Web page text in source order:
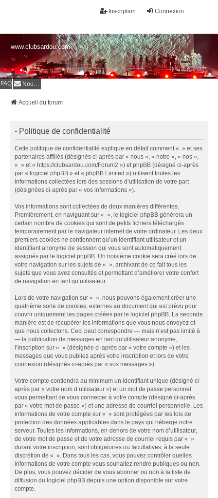
Connexion
Inscription
www.clubsardou.com
FAQ Nous contacter
Accueil du forum
- Politique de confidentialité
Cette politique de confidentialité explique en détail comment « » et ses
partenaires affiliés (désignés ci-après par « nous », « notre », « nos »,
« » et « https://clubsardou.com/Forum2 ») et phpBB (désigné ci-après
par « logiciel phpBB » et « phpBB Limited ») utilisent toutes les
informations collectées lors des sessions d’utilisation de votre part
(désignées ci-après par « vos informations »).
Vos informations sont collectées de deux manières différentes.
Premièrement, en naviguant sur « », le logiciel phpBB génèrera un
certain nombre de cookies qui sont de petits fichiers téléchargés
temporairement par le navigateur internet de votre ordinateur. Les deux
premiers cookies ne contiennent qu’un identifiant utilisateur et un
identifiant anonyme de session qui vous sont automatiquement
assignés par le logiciel phpBB. Un troisième cookie sera créé lors de
votre navigation sur les sujets de « », archivant de ce fait tous les
sujets que vous avez consultés et permettant d’améliorer votre confort
de navigation en tant qu’utilisateur.
Lors de votre navigation sur « », nous pouvons également créer une
quatrième sorte de cookies, externes au document qui est prévu pour
couvrir uniquement les pages créées par le logiciel phpBB. La seconde
manière est de récupérer les informations que vous nous envoyez et
que nous collectons. Ceci peut correspondre — mais n’est pas limité à
— la publication de messages en tant qu’utilisateur anonyme,
l’inscription sur « » (désignée ci-après par « votre compte ») et les
messages que vous publiez après votre inscription et lors de votre
connexion (désignés ci-après par « vos messages »).
Votre compte contiendra au minimum un identifiant unique (désigné ci-
après par « votre nom d’utilisateur ») et un mot de passe personnel
vous permettant de vous connecter à votre compte (désigné ci-après
par « votre mot de passe ») et une adresse de courriel personnelle. Les
informations de votre compte sur « » sont protégées par les lois de
protection des données applicables dans le pays qui héberge notre
serveur. Toutes les informations, en-dehors de votre nom d’utilisateur,
de votre mot de passe et de votre adresse de courriel requis par « »
durant votre inscription, sont obligatoires ou facultatives, à la seule
discrétion de « ». Dans tous les cas, vous pouvez contrôler quelles
informations de votre compte vous souhaitez rendre publiques ou non.
De plus, vous pouvez décider de vous abonner ou non à la liste de
diffusion du logiciel phpBB depuis une option disponible sur votre
compte.